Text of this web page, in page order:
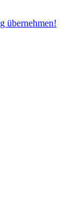
übernehmen!